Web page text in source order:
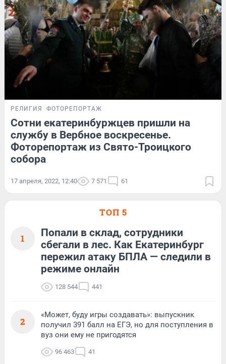
РЕЛИГИЯ ФОТОРЕПОРТАЖ
Сотни екатеринбуржцев пришли на
службу в Вербное воскресенье.
Фоторепортаж из Свято-Троицкого
собора
17 апреля, 2022, 12:40 7 571 61
ТОП 5
1
Попали в склад, сотрудники
сбегали в лес. Как Екатеринбург
пережил атаку БПЛА — следили в
режиме онлайн
128 544 441
2
«Может, буду игры создавать»: выпускник
получил 391 балл на ЕГЭ, но для поступления в
вуз они ему не пригодятся
96 463 41